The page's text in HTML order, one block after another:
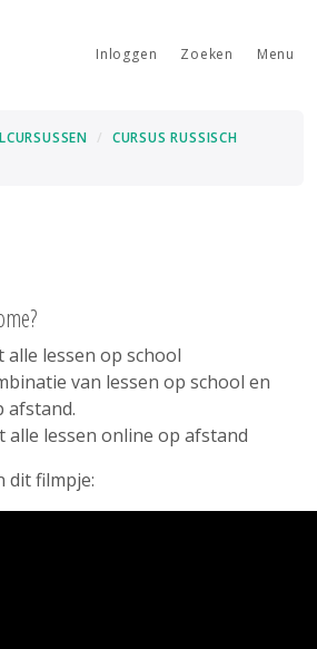
Inloggen Zoeken Menu
CURSUS RUSSISCH
alle lessen op school
van lessen op school en
afstand.
alle lessen online op afstand
dit filmpje: